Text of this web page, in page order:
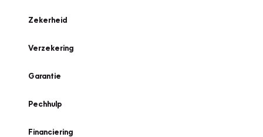
Zekerheid
Verzekering
Garantie
Pechhulp
Financiering